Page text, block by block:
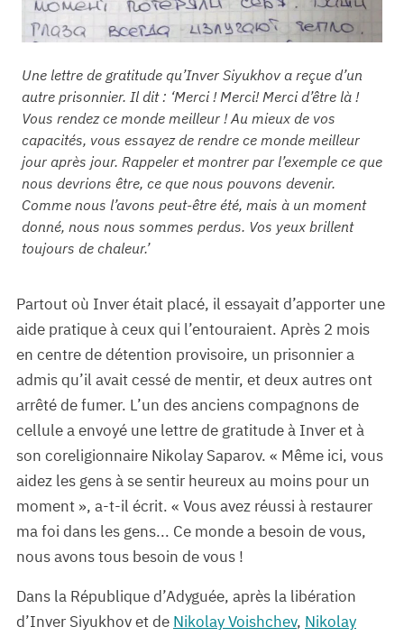
Une lettre de gratitude qu’Inver Siyukhov a reçue d’un
autre prisonnier. Il dit : ‘Merci ! Merci! Merci d’être là !
Vous rendez ce monde meilleur ! Au mieux de vos
capacités, vous essayez de rendre ce monde meilleur
jour après jour. Rappeler et montrer par l’exemple ce que
nous devrions être, ce que nous pouvons devenir.
Comme nous l’avons peut-être été, mais à un moment
donné, nous nous sommes perdus. Vos yeux brillent
toujours de chaleur.’
Partout où Inver était placé, il essayait d’apporter une
aide pratique à ceux qui l’entouraient. Après 2 mois
en centre de détention provisoire, un prisonnier a
admis qu’il avait cessé de mentir, et deux autres ont
arrêté de fumer. L’un des anciens compagnons de
cellule a envoyé une lettre de gratitude à Inver et à
son coreligionnaire Nikolay Saparov. « Même ici, vous
aidez les gens à se sentir heureux au moins pour un
moment », a-t-il écrit. « Vous avez réussi à restaurer
ma foi dans les gens... Ce monde a besoin de vous,
nous avons tous besoin de vous !
Dans la République d’Adyguée, après la libération
d’Inver Siyukhov et de Nikolay Voishchev, Nikolay